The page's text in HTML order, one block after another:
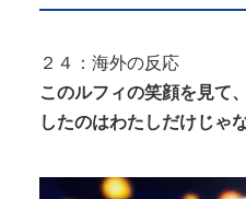
２４：海外の反応
このルフィの笑顔を見て
したのはわたしだけじゃ